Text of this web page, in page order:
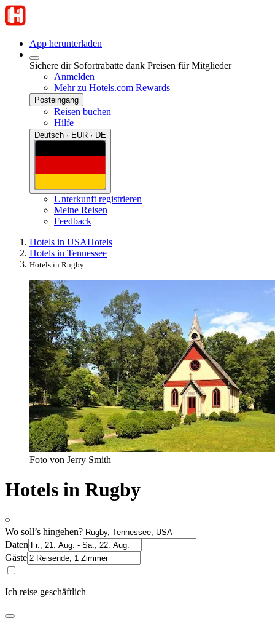
App herunterladen
Sichere dir Sofortrabatte dank Preisen für Mitglieder
Anmelden
Mehr zu Hotels.com Rewards
Posteingang
Reisen buchen
Hilfe
Deutsch · EUR · DE
Unterkunft registrieren
Meine Reisen
Feedback
Hotels in USAHotels
Hotels in Tennessee
Hotels in Rugby
Foto von Jerry Smith
Hotels in Rugby
Wo soll’s hingehen?
Daten
Gäste
Ich reise geschäftlich